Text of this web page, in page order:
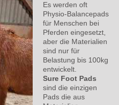
Es werden oft
Physio-Balancepads
für Menschen bei
Pferden eingesetzt,
aber die Materialien
sind nur für
Belastung bis 100kg
entwickelt.
Sure Foot Pads
sind die einzigen
Pads die aus